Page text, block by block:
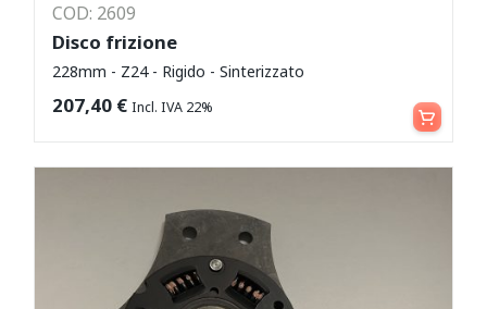
COD: 2609
Disco frizione
228mm - Z24 - Rigido - Sinterizzato
207,40 € Incl. IVA 22% Aggiungi al carrello